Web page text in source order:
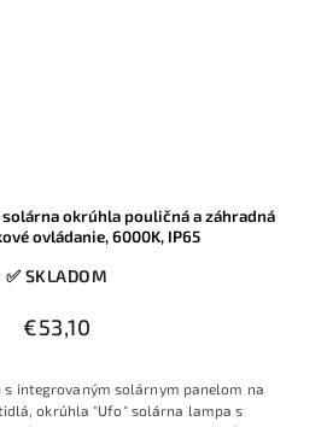
solárna okrúhla pouličná a záhradná
ovládanie, 6000K, IP65
✅ SKLADOM
€53,10
s integrovaným solárnym panelom na
okrúhla "Ufo" solárna lampa s